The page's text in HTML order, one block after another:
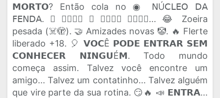
𝗠𝗢𝗥𝗧𝗢? Então cola no ◉ 𝖭Ú𝖢𝖫𝖤𝖮 𝖣𝖠
𝖥𝖤𝖭𝖣𝖠. 🫟 𝗔𝗤𝗨𝗜 𝗢 𝗣𝗔𝗣𝗢 𝗙𝗟𝗨𝗜... 😂 Zoeira
pesada (☠️🫣). 🤝 Amizades novas 🤡. 🔥 Flerte
liberado +18. 🎈 𝗩𝗢𝗖Ê 𝗣𝗢𝗗𝗘 𝗘𝗡𝗧𝗥𝗔𝗥 𝗦𝗘𝗠
𝗖𝗢𝗡𝗛𝗘𝗖𝗘𝗥 𝗡𝗜𝗡𝗚𝗨É𝗠. Todo mundo
começa assim. Talvez você encontre um
amigo... Talvez um contatinho... Talvez alguém
que vire parte da sua rotina. 😏🔥 📣 𝗘𝗡𝗧𝗥𝗔...